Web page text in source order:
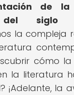
de
del siglo
la compleja
cómo la
la literatura
¡Adelante, la